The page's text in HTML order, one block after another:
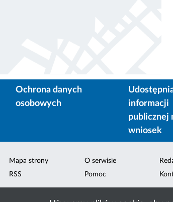
Ochrona danych
osobowych
informacji
publicznej
wniosek
Mapa strony
RSS
O serwisie
Pomoc